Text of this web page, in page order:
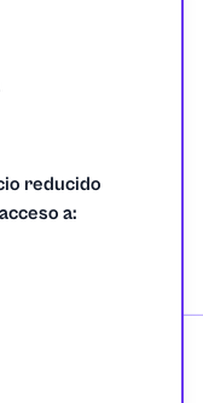
reducido
a: